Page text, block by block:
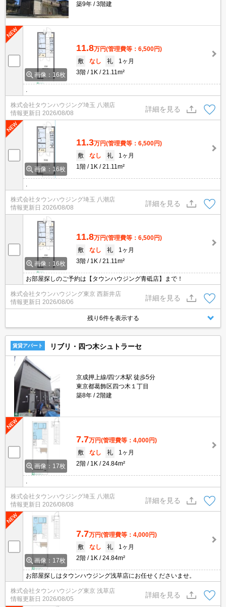
築9年
3階建
画像：16枚
11.8万円(管理費等：6,500円)
敷
なし 礼
1ヶ月
3階
1K 21.11m²
株式会社タウンハウジング埼玉 八潮店
情報更新日 2026/08/08
詳細を見る
画像：16枚
11.3万円(管理費等：6,500円)
敷
なし 礼
1ヶ月
1階
1K 21.11m²
株式会社タウンハウジング埼玉 八潮店
情報更新日 2026/08/08
詳細を見る
画像：16枚
11.8万円(管理費等：6,500円)
敷
なし 礼
1ヶ月
3階
1K 21.11m²
お部屋探しのご予約は【タウンハウジング青砥店】まで！
株式会社タウンハウジング東京 西新井店
情報更新日 2026/08/06
詳細を見る
残り6件を表示する
賃貸アパート リブリ・四つ木シュトラーセ
京成押上線/四ツ木駅 徒歩5分
東京都葛飾区四つ木１丁目
築8年
2階建
画像：17枚
7.7万円(管理費等：4,000円)
敷
なし 礼
1ヶ月
2階
1K 24.84m²
株式会社タウンハウジング埼玉 八潮店
情報更新日 2026/08/08
詳細を見る
画像：17枚
7.7万円(管理費等：4,000円)
敷
なし 礼
1ヶ月
2階
1K 24.84m²
お部屋探しはタウンハウジング浅草店にお任せくださいませ。
株式会社タウンハウジング東京 浅草店
情報更新日 2026/08/05
詳細を見る